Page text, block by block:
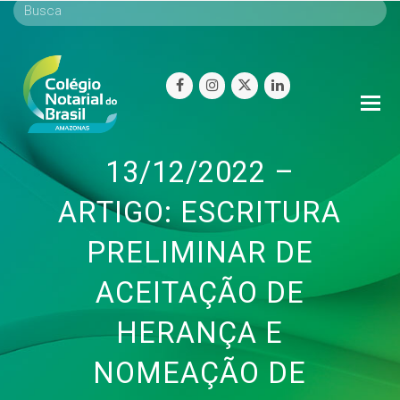
facebookinstagram
twitterlinkedin
13/12/2022 –
ARTIGO: ESCRITURA
PRELIMINAR DE
ACEITAÇÃO DE
HERANÇA E
NOMEAÇÃO DE